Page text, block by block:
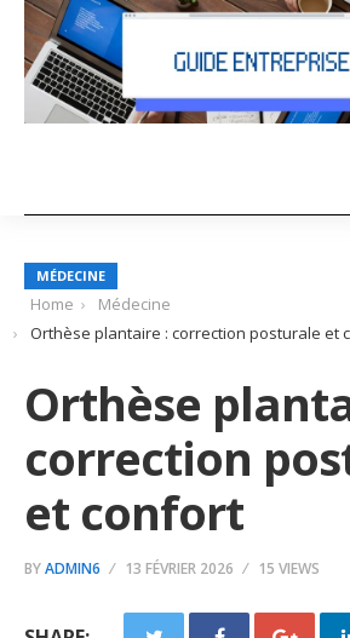
MÉDECINE
Home
Médecine
Orthèse plantaire : correction posturale et
Orthèse
correction
et confort
BYADMIN6 13 FÉVRIER 2026 15 VIEWS